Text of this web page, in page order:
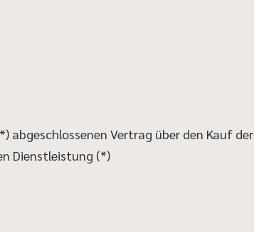
abgeschlossenen Vertrag über den Kauf der
Dienstleistung (*)